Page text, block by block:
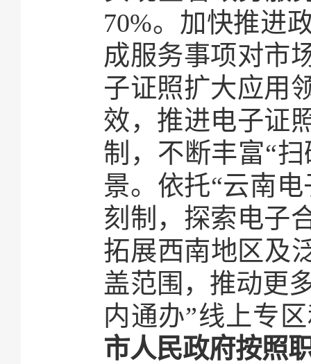
70%。加快推进
成服务事项对市
子证照扩大应用
效，推进电子证
制，不断丰富“
景。依托“云南
刻制，探索电子
拓展西南地区及
盖范围，推动更
内通办”线上专
市人民政府按照